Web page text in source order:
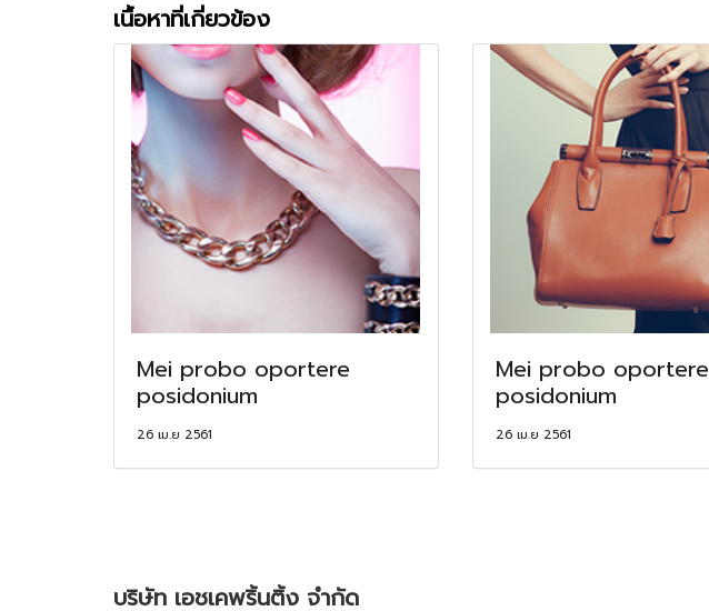
เนื้อหาที่เกี่ยวข้อง
Mei probo oportere
posidonium
26 เม.ย 2561
Mei probo oportere
posidonium
26 เม.ย 2561
บริษัท เอชเคพริ้นติ้ง จำกัด